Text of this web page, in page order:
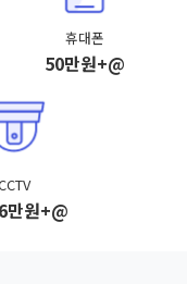
휴대폰
50만원+@
만원+@